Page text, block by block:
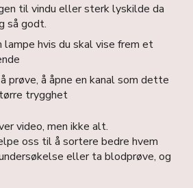
til vindu eller sterk lyskilde da
så godt.
hvis du skal vise frem et
prøve, å åpne en kanal som dette
trygghet
video, men ikke alt.
oss til å sortere bedre hvem
eller ta blodprøve, og